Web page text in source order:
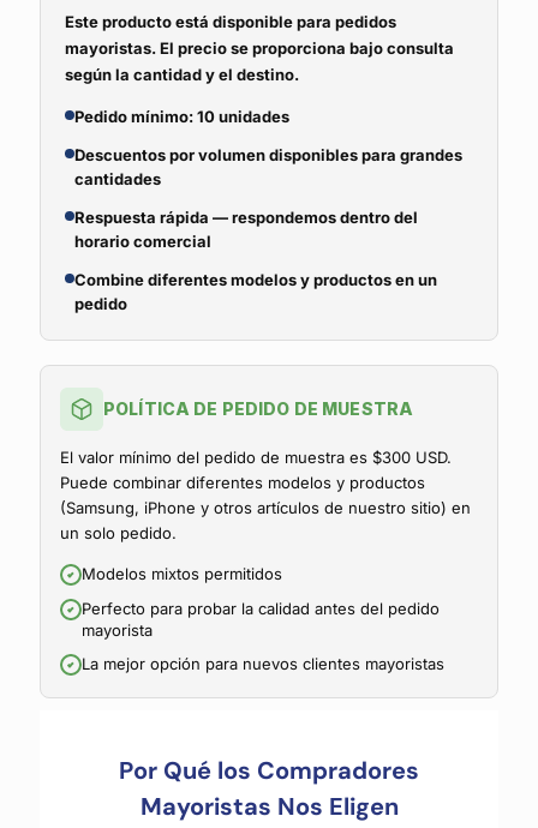
Este producto está disponible para pedidos
mayoristas. El precio se proporciona bajo consulta
según la cantidad y el destino.
Pedido mínimo: 10 unidades
Descuentos por volumen disponibles para grandes
cantidades
Respuesta rápida — respondemos dentro del
horario comercial
Combine diferentes modelos y productos en un
pedido
POLÍTICA DE PEDIDO DE MUESTRA
El valor mínimo del pedido de muestra es $300 USD.
Puede combinar diferentes modelos y productos
(Samsung, iPhone y otros artículos de nuestro sitio) en
un solo pedido.
Modelos mixtos permitidos
Perfecto para probar la calidad antes del pedido
mayorista
La mejor opción para nuevos clientes mayoristas
Por Qué los Compradores
Mayoristas Nos Eligen